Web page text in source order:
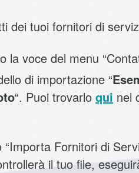
dei tuoi fornitori di
voce del menu
di importazione “
“. Puoi trovarlo qui nel
Fornitori di
il tuo file,